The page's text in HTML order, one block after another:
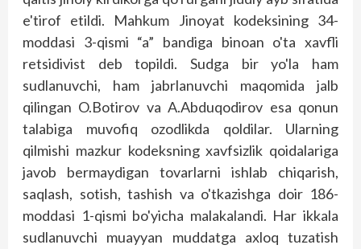
e'tirof etildi. Mahkum Jinoyat kodeksining 34-
moddasi 3-qismi “a” bandiga binoan o'ta xavfli
retsidivist deb topildi. Sudga bir yo'la ham
sudlanuvchi, ham jabrlanuvchi maqomida jalb
qilingan O.Botirov va A.Abduqodirov esa qonun
talabiga muvofiq ozodlikda qoldilar. Ularning
qilmishi mazkur kodeksning xavfsizlik qoidalariga
javob bermaydigan tovarlarni ishlab chiqarish,
saqlash, sotish, tashish va o'tkazishga doir 186-
moddasi 1-qismi bo'yicha malakalandi. Har ikkala
sudlanuvchi muayyan muddatga axloq tuzatish